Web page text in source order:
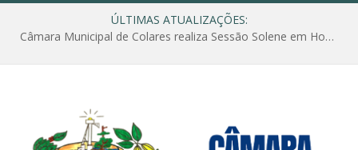
ÚLTIMAS ATUALIZAÇÕES:
Câmara Municipal de Colares realiza Sessão Solene em Homenagem ao Dia das Mães